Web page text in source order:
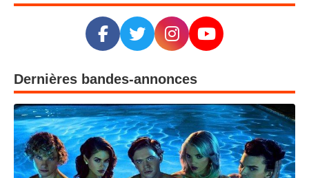
Dernières bandes-annonces